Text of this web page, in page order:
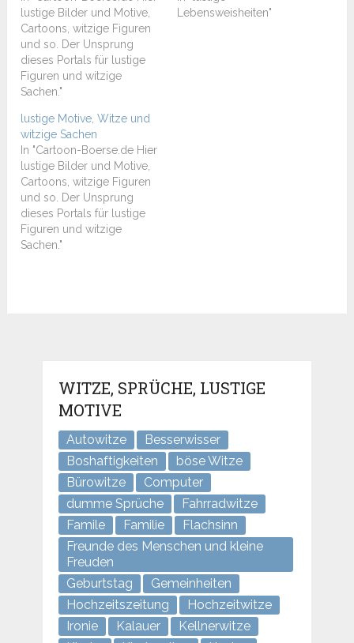
lustige Bilder und Motive,
Cartoons, witzige Figuren
und so. Der Unsprung
dieses Portals für lustige
Figuren und witzige
Sachen."
Lebensweisheiten"
lustige Motive, Witze und
witzige Sachen
In "Cartoon-Boerse.de Hier
lustige Bilder und Motive,
Cartoons, witzige Figuren
und so. Der Unsprung
dieses Portals für lustige
Figuren und witzige
Sachen."
WITZE, SPRÜCHE, LUSTIGE
MOTIVE
Autowitze
Besserwisser
Boshaftigkeiten
böse Witze
Bürowitze
Computer
dumme Sprüche
Fahrradwitze
Famile
Familie
Flachsinn
Freunde des Menschen und kleine
Freuden
Geburtstag
Gemeinheiten
Hochzeitszeitung
Hochzeitwitze
Ironie
Kalauer
Kellnerwitze